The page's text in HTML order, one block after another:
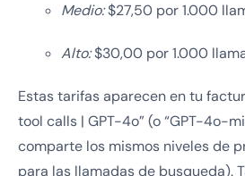
Medio:$27,50 por 1.000
Alto:$30,00 por 1.000
Estas tarifas aparecen en tu
tool calls | GPT-4o” (o “GPT-4o-
comparte los mismos niveles de
para las llamadas de busqueda).